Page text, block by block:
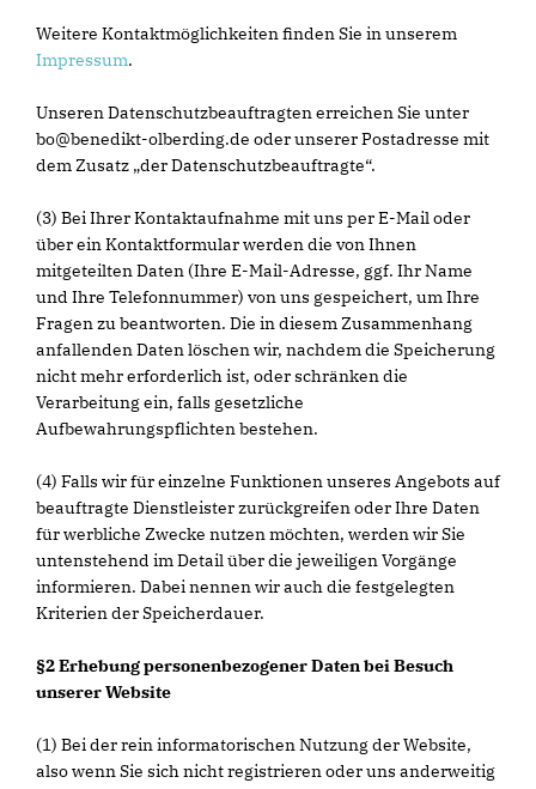
Weitere Kontaktmöglichkeiten finden Sie in unserem
Impressum.
Unseren Datenschutzbeauftragten erreichen Sie unter
bo@benedikt-olberding.de oder unserer Postadresse mit
dem Zusatz „der Datenschutzbeauftragte“.
(3) Bei Ihrer Kontaktaufnahme mit uns per E-Mail oder
über ein Kontaktformular werden die von Ihnen
mitgeteilten Daten (Ihre E-Mail-Adresse, ggf. Ihr Name
und Ihre Telefonnummer) von uns gespeichert, um Ihre
Fragen zu beantworten. Die in diesem Zusammenhang
anfallenden Daten löschen wir, nachdem die Speicherung
nicht mehr erforderlich ist, oder schränken die
Verarbeitung ein, falls gesetzliche
Aufbewahrungspflichten bestehen.
(4) Falls wir für einzelne Funktionen unseres Angebots auf
beauftragte Dienstleister zurückgreifen oder Ihre Daten
für werbliche Zwecke nutzen möchten, werden wir Sie
untenstehend im Detail über die jeweiligen Vorgänge
informieren. Dabei nennen wir auch die festgelegten
Kriterien der Speicherdauer.
§2 Erhebung personenbezogener Daten bei Besuch
unserer Website
(1) Bei der rein informatorischen Nutzung der Website,
also wenn Sie sich nicht registrieren oder uns anderweitig